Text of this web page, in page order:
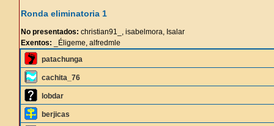
Ronda eliminatoria 1
No presentados: christian91_, isabelmora, Isalar
Exentos: _Éligeme, alfredmle
patachunga
cachita_76
lobdar
berjicas